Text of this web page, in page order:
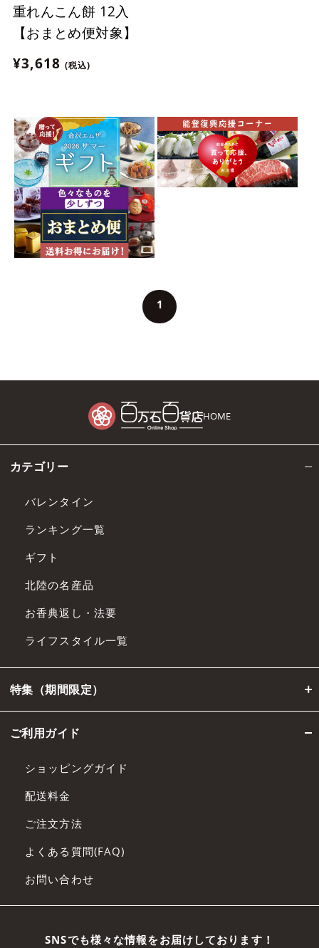
重れんこん餅 12入
【おまとめ便対象】
¥3,618 (税込)
1
HOME
カテゴリー
バレンタイン
ランキング一覧
ギフト
北陸の名産品
お香典返し・法要
ライフスタイル一覧
特集（期間限定）
ご利用ガイド
ショッピングガイド
配送料金
ご注文方法
よくある質問(FAQ)
お問い合わせ
SNSでも様々な情報をお届けしております！